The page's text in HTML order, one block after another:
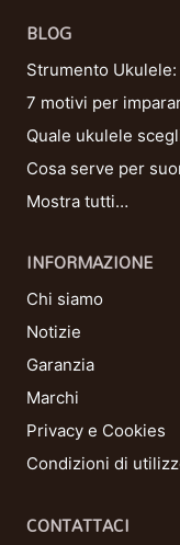
BLOG
Strumento
7 motivi per
Quale ukulele
Cosa serve per
Mostra tutti…
INFORMAZIONE
Chi siamo
Notizie
Garanzia
Marchi
Privacy e Cookies
Condizioni di
CONTATTACI